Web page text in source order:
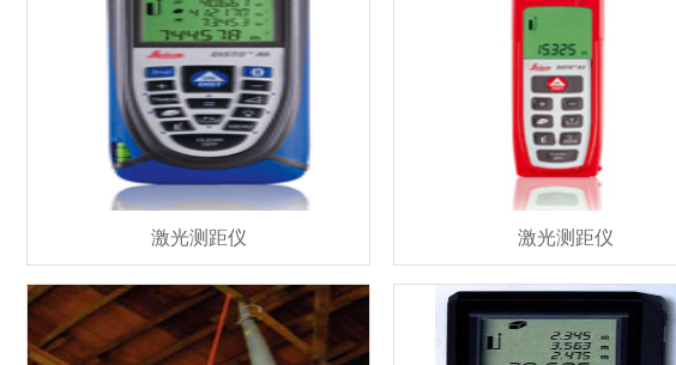
激光测距仪 激光测距仪